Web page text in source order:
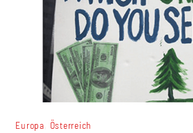
Europa Österreich